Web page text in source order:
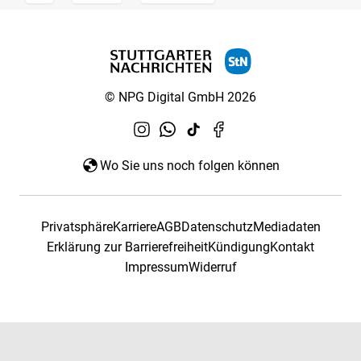
© NPG Digital GmbH 2026
Wo Sie uns noch folgen können
PrivatsphäreKarriereAGBDatenschutzMediadaten
Erklärung zur BarrierefreiheitKündigungKontakt
ImpressumWiderruf